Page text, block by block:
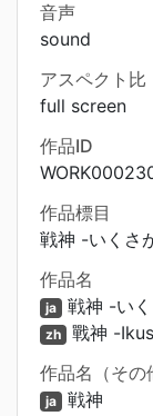
音声
sound
アスペクト比
full screen
作品ID
作品標目
戦神 -いくさ
作品名
ja 戦神 -い
zh 戰神 -
作品名（その
ja 戦神